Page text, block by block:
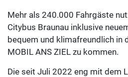
Mehr als 240.000 Fahrgäste
Citybus Braunau inklusive
bequem und klimafreundlich in
MOBIL ANS ZIEL zu kommen.
Die seit Juli 2022 eng mit dem